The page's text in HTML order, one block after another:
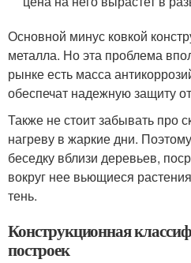
Основной минус ковкой
металла. Но эта проблема
рынке есть масса
обеспечат надежную защиту
Также не стоит забывать про
нагреву в жаркие дни.
беседку вблизи деревьев,
вокруг нее вьющиеся
тень.
Конструкционная
построек